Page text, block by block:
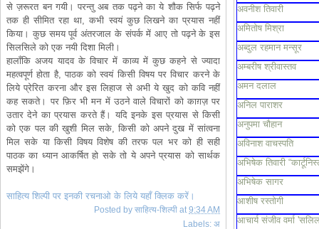
से ज़रूरत बन गयी। परन्तु अब तक पढ़ने का ये शौक सिर्फ पढ़ने
तक ही सीमित रहा था, कभी स्वयं कुछ लिखने का प्रयास नहीं
किया। कुछ समय पूर्व अंतरजाल के संपर्क में आए तो पढ़ने के इस
सिलसिले को एक नयी दिशा मिली।
हालाँकि अजय यादव के विचार में काव्य में कुछ कहने से ज्यादा
महत्वपूर्ण होता है, पाठक को स्वयं किसी विषय पर विचार करने के
लिये प्रेरित करना और इस लिहाज से अभी ये खुद को कवि नहीं
कह सकते। पर फ़िर भी मन में उठने वाले विचारों को काग़ज़ पर
उतार देने का प्रयास करते हैं। यदि इनके इस प्रयास से किसी
को एक पल की खुशी मिल सके, किसी को अपने दुख में सांत्वना
मिल सके या किसी विषय विशेष की तरफ पल भर को ही सही
पाठक का ध्यान आकर्षित हो सके तो ये अपने प्रयास को सार्थक
समझेंगे।
साहित्य शिल्पी पर इनकी रचनाओ के लिये यहाँ क्लिक करें।
Posted by साहित्य-शिल्पी at 9:34 AM
Labels: अ
अवनीश तिवारी
अमितोष मिश्रा
अब्दुल रहमान मन्सूर
अम्बरीष श्रीवास्तव
अमन दलाल
अनिल पाराशर
अनुपमा चौहान
अविनाश वाचस्पति
अभिषेक तिवारी
अभिषेक सागर
आशीष रस्तोगी
आचार्य संजीव वर्मा